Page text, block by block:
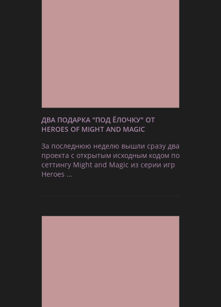
ДВА ПОДАРКА "ПОД ЁЛОЧКУ" ОТ
HEROES OF MIGHT AND MAGIC
За последнюю неделю вышли сразу два
проекта с открытым исходным кодом по
сеттингу Might and Magic из серии игр
Heroes …